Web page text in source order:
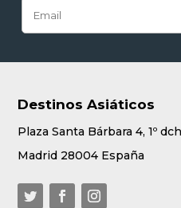
Destinos Asiáticos
Plaza Santa Bárbara 4, 1º
Madrid 28004 España